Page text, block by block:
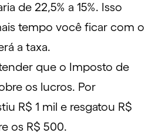
de 22,5% a 15%. Isso
tempo você ficar com o
a taxa.
que o Imposto de
os lucros. Por
R$ 1 mil e resgatou R$
os R$ 500.